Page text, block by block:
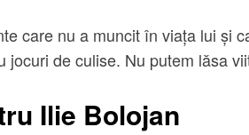
care nu a muncit în viața lui și
jocuri de culise. Nu putem lăsa
Ilie Bolojan